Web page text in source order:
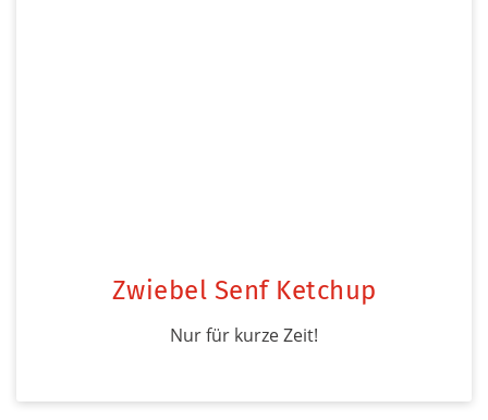
Zwiebel Senf Ketchup
Nur für kurze Zeit!